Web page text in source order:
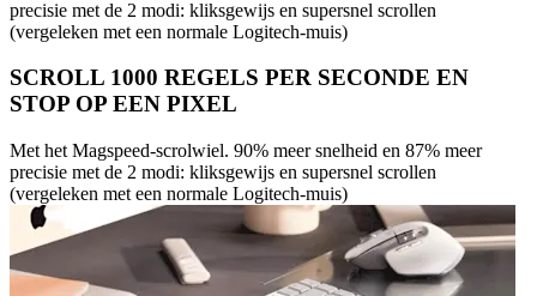
precisie met de 2 modi: kliksgewijs en supersnel scrollen
(vergeleken met een normale Logitech-muis)
SCROLL 1000 REGELS PER SECONDE EN
STOP OP EEN PIXEL
Met het Magspeed-scrolwiel. 90% meer snelheid en 87% meer
precisie met de 2 modi: kliksgewijs en supersnel scrollen
(vergeleken met een normale Logitech-muis)